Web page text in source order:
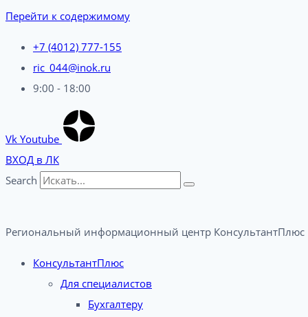
Перейти к содержимому
+7 (4012) 777-155
ric_044@inok.ru
9:00 - 18:00
Vk Youtube
ВХОД в ЛК
Search
Региональный информационный центр
КонсультантПлюс
Для специалистов
Бухгалтеру